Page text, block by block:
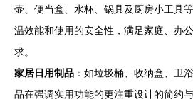
壶、便当盒、水杯、锅具及厨房小工具
温效能和使用的安全性，满足家庭、办
求。
家居日用制品 ：如垃圾桶、收纳盒、卫
品在强调实用功能的更注重设计的简约